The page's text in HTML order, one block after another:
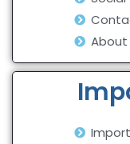
About